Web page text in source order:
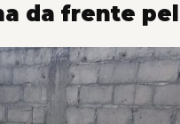
da frente